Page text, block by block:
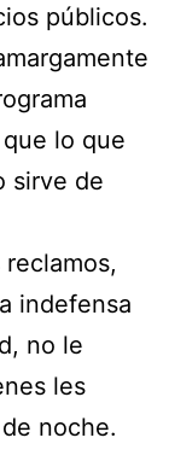
públicos.
lo que
sirve de
indefensa
no le
les
noche.